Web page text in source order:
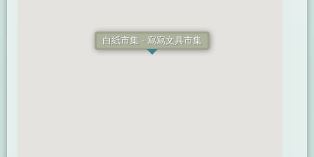
白紙市集 - 寫寫文具市集